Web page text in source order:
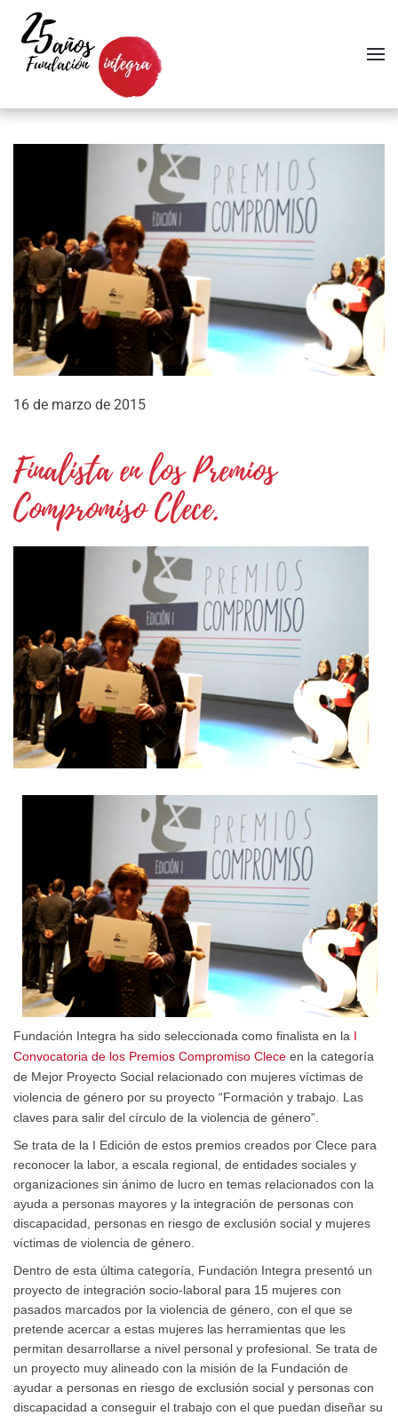
Skip to main content
16 de marzo de 2015
Finalista en los Premios
Compromiso Clece.
Fundación Integra ha sido seleccionada como finalista en la I
Convocatoria de los Premios Compromiso Clece en la categoría
de Mejor Proyecto Social relacionado con mujeres víctimas de
violencia de género por su proyecto “Formación y trabajo. Las
claves para salir del círculo de la violencia de género”.
Se trata de la I Edición de estos premios creados por Clece para
reconocer la labor, a escala regional, de entidades sociales y
organizaciones sin ánimo de lucro en temas relacionados con la
ayuda a personas mayores y la integración de personas con
discapacidad, personas en riesgo de exclusión social y mujeres
víctimas de violencia de género.
Dentro de esta última categoría, Fundación Integra presentó un
proyecto de integración socio-laboral para 15 mujeres con
pasados marcados por la violencia de género, con el que se
pretende acercar a estas mujeres las herramientas que les
permitan desarrollarse a nivel personal y profesional. Se trata de
un proyecto muy alineado con la misión de la Fundación de
ayudar a personas en riesgo de exclusión social y personas con
discapacidad a conseguir el trabajo con el que puedan diseñar su